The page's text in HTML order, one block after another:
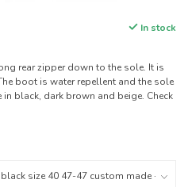
In stock
rear zipper down to the sole. It is
boot is water repellent and the sole
black, dark brown and beige. Check